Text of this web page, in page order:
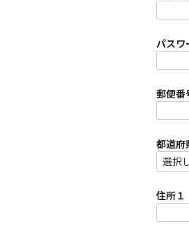
パスワ
郵便番
都道府
住所１